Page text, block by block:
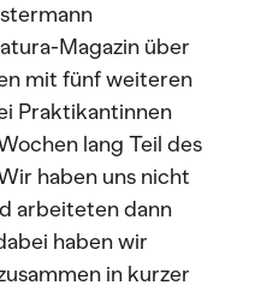
Magazin über
mit fünf weiteren
Praktikantinnen
lang Teil des
haben uns nicht
arbeiteten dann
haben wir
in kurzer